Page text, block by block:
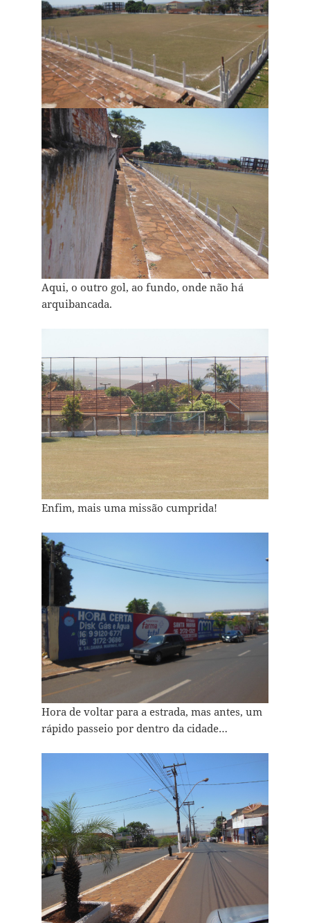
Aqui, o outro gol, ao fundo, onde não há
arquibancada.
Enfim, mais uma missão cumprida!
Hora de voltar para a estrada, mas antes, um
rápido passeio por dentro da cidade…